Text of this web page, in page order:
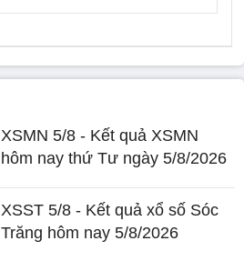
XSMN 5/8 - Kết quả XSMN
hôm nay thứ Tư ngày 5/8/2026
XSST 5/8 - Kết quả xổ số Sóc
Trăng hôm nay 5/8/2026